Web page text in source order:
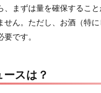
、まずは量を確保するこ
せん。ただし、お酒（特
です。
スは？